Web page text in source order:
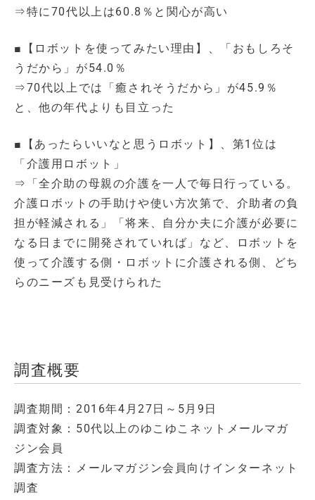
⇒特に70代以上は60.8％と関心が高い
■【ロボットを使ってみたい理由】、「おもしろそ
うだから」が54.0％
⇒70代以上では「癒されそうだから」が45.9％
と、他の年代よりも目立った
■【あったらいいなと思うロボット】、第1位は
「介護用ロボット」
⇒「全介助の母親の介護を一人で毎日行っている。
介護ロボットの手助けや使い方次第で、介助者の負
担が軽減される」「将来、自分か夫に介護が必要に
なる日までに開発されていれば」など、ロボットを
使って介護する側・ロボットに介護される側、どち
らのニーズも見受けられた
調査概要
調査期間：2016年4月27日～5月9日
調査対象：50代以上のゆこゆこネットメールマガ
ジン会員
調査方法：メールマガジン会員向けインターネット
調査